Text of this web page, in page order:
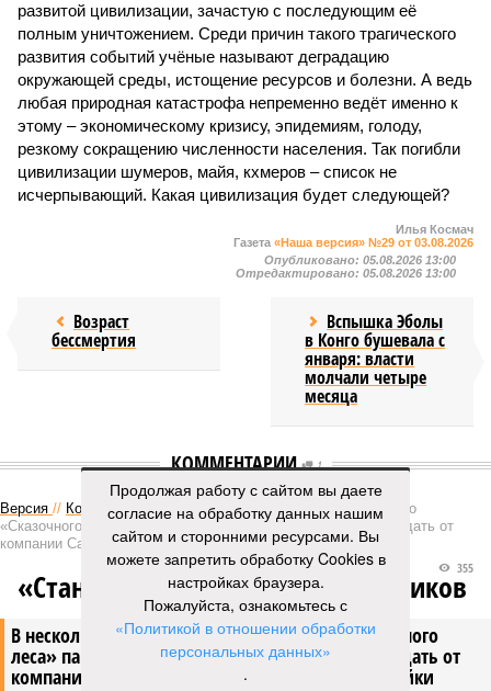
развитой цивилизации, зачастую с последующим её
полным уничтожением. Среди причин такого трагического
развития событий учёные называют деградацию
окружающей среды, истощение ресурсов и болезни. А ведь
любая природная катастрофа непременно ведёт именно к
этому – экономическому кризису, эпидемиям, голоду,
резкому сокращению численности населения. Так погибли
цивилизации шумеров, майя, кхмеров – список не
исчерпывающий. Какая цивилизация будет следующей?
Илья Космач
Газета «Наша версия» №29 от 03.08.2026
Опубликовано: 05.08.2026 13:00
Отредактировано: 05.08.2026 13:00
Возраст
бессмертия
Вспышка Эболы
в Конго бушевала с
января: власти
молчали четыре
месяца
КОММЕНТАРИИ 1
Версия // Конфликт //В нескольких станциях от уже сданного
«Сказочного леса» пайщики ЖК «Станция Л» продолжают ждать от
компании Capital Group начала реальной достройки
В нескольких станциях от уже сданного «Сказочного
леса» пайщики ЖК «Станция Л» продолжают ждать от
компании Capital Group начала реальной достройки
355
«Станция ожидания» для дольщиков
Продолжая работу с сайтом вы даете
согласие на обработку данных нашим
сайтом и сторонними ресурсами. Вы
можете запретить обработку Cookies в
настройках браузера.
Пожалуйста, ознакомьтесь с
«Политикой в отношении обработки
персональных данных»
.